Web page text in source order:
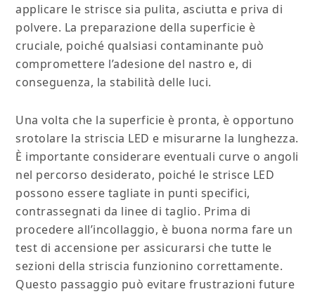
applicare le strisce sia pulita, asciutta e priva di
polvere. La preparazione della superficie è
cruciale, poiché qualsiasi contaminante può
compromettere l’adesione del nastro e, di
conseguenza, la stabilità delle luci.
Una volta che la superficie è pronta, è opportuno
srotolare la striscia LED e misurarne la lunghezza.
È importante considerare eventuali curve o angoli
nel percorso desiderato, poiché le strisce LED
possono essere tagliate in punti specifici,
contrassegnati da linee di taglio. Prima di
procedere all’incollaggio, è buona norma fare un
test di accensione per assicurarsi che tutte le
sezioni della striscia funzionino correttamente.
Questo passaggio può evitare frustrazioni future